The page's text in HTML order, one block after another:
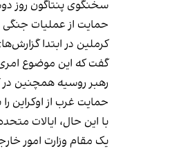
سخنگوی پنتاگون روز
حمایت از عملیات‌ جنگی
کرملین در ابتدا
گفت که این موضوع امری
رهبر روسیه همچنین
حمایت غرب از اوکراین
با این حال، ایالات
یک مقام وزارت امور